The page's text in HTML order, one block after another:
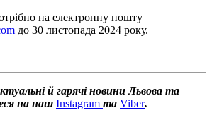
на електронну пошту
до 30 листопада 2024 року.
й гарячі новини Львова та
на наш Instagram та Viber.